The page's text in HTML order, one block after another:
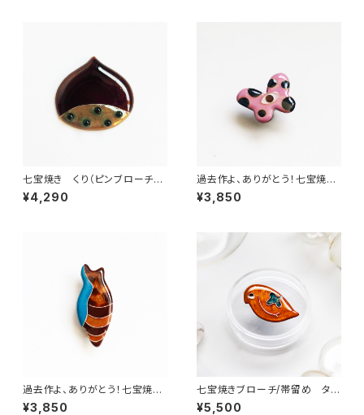
七宝焼き くり（ピンブローチ・
ペンダントトップ・帯留め）
¥4,290
過去作よ、ありがとう！七宝焼き
ブローチ Devil's Butterfly
¥3,850
過去作よ、ありがとう！七宝焼き
ブローチ chrysalis
¥3,850
七宝焼きブローチ/帯留め タマ
ミジンコ
¥5,500